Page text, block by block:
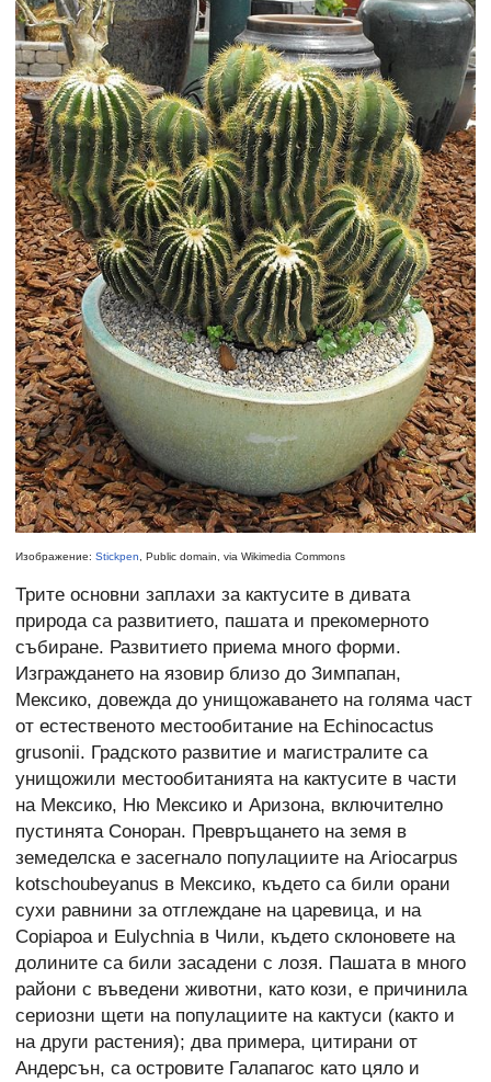
Изображение: Stickpen, Public domain, via Wikimedia Commons
Трите основни заплахи за кактусите в дивата
природа са развитието, пашата и прекомерното
събиране. Развитието приема много форми.
Изграждането на язовир близо до Зимпапан,
Мексико, довежда до унищожаването на голяма част
от естественото местообитание на Echinocactus
grusonii. Градското развитие и магистралите са
унищожили местообитанията на кактусите в части
на Мексико, Ню Мексико и Аризона, включително
пустинята Соноран. Превръщането на земя в
земеделска е засегнало популациите на Ariocarpus
kotschoubeyanus в Мексико, където са били орани
сухи равнини за отглеждане на царевица, и на
Copiapoa и Eulychnia в Чили, където склоновете на
долините са били засадени с лозя. Пашата в много
райони с въведени животни, като кози, е причинила
сериозни щети на популациите на кактуси (както и
на други растения); два примера, цитирани от
Андерсън, са островите Галапагос като цяло и